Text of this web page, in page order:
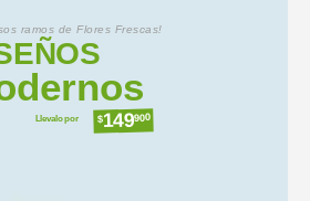
ramos de Flores Frescas!
Llevalo por $149900